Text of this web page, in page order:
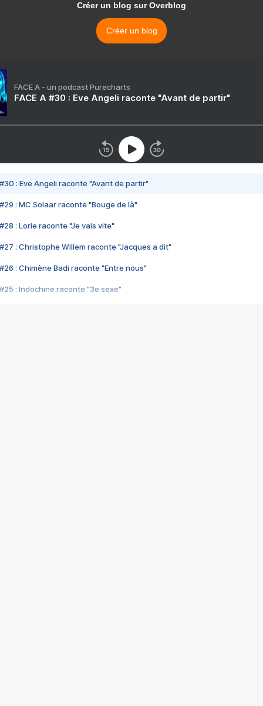
Créer un blog sur Overblog
Créer un blog
FACE A - un podcast Purecharts
FACE A #30 : Eve Angeli raconte "Avant de partir"
#30 : Eve Angeli raconte "Avant de partir"
#29 : MC Solaar raconte "Bouge de là"
#28 : Lorie raconte "Je vais vite"
#27 : Christophe Willem raconte "Jacques a dit"
#26 : Chimène Badi raconte "Entre nous"
#25 : Indochine raconte "3e sexe"